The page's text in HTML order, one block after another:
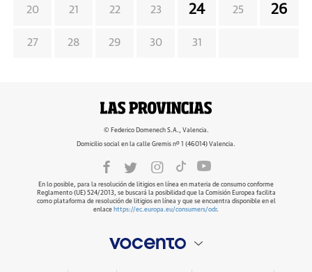
20 21 22 23 24 25 26
27 28 29 30 31
© Federico Domenech S.A., Valencia.
Domicilio social en la calle Gremis nº 1 (46014) Valencia.
En lo posible, para la resolución de litigios en línea en materia de consumo conforme
Reglamento (UE) 524/2013, se buscará la posibilidad que la Comisión Europea facilita
como plataforma de resolución de litigios en línea y que se encuentra disponible en el
enlace https://ec.europa.eu/consumers/odr.